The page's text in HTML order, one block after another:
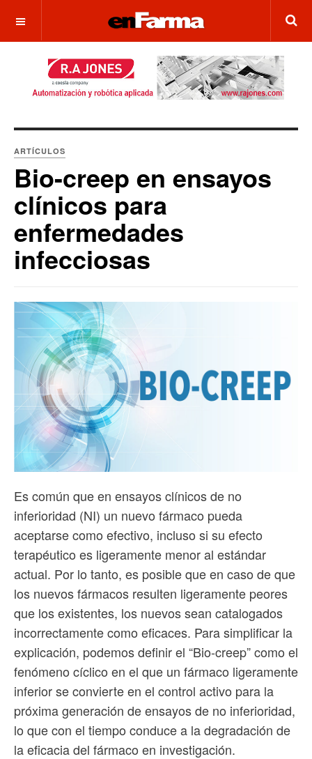
OFF CANVAS
ARTÍCULOS
Bio-creep en ensayos
clínicos para
enfermedades
infecciosas
Es común que en ensayos clínicos de no
inferioridad (NI) un nuevo fármaco pueda
aceptarse como efectivo, incluso si su efecto
terapéutico es ligeramente menor al estándar
actual. Por lo tanto, es posible que en caso de que
los nuevos fármacos resulten ligeramente peores
que los existentes, los nuevos sean catalogados
incorrectamente como eficaces. Para simplificar la
explicación, podemos definir el “Bio-creep” como el
fenómeno cíclico en el que un fármaco ligeramente
inferior se convierte en el control activo para la
próxima generación de ensayos de no inferioridad,
lo que con el tiempo conduce a la degradación de
la eficacia del fármaco en investigación.